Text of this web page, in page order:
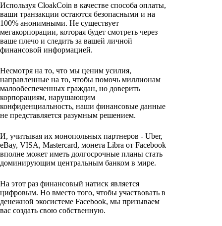
Используя CloakCoin в качестве способа оплаты,
ваши транзакции остаются безопасными и на
100% анонимными. Не существует
мегакорпорации, которая будет смотреть через
ваше плечо и следить за вашей личной
финансовой информацией.
Несмотря на то, что мы ценим усилия,
направленные на то, чтобы помочь миллионам
малообеспеченных граждан, но доверить
корпорациям, нарушающим
конфиденциальность, наши финансовые данные
не представляется разумным решением.
И, учитывая их монопольных партнеров - Uber,
eBay, VISA, Mastercard, монета Libra от Facebook
вполне может иметь долгосрочные планы стать
доминирующим центральным банком в мире.
На этот раз финансовый натиск является
цифровым. Но вместо того, чтобы участвовать в
денежной экосистеме Facebook, мы призываем
вас создать свою собственную.